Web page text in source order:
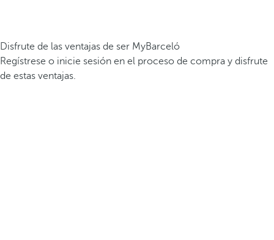
Disfrute de las ventajas de ser MyBarceló
Regístrese o inicie sesión en el proceso de compra y disfrute
de estas ventajas.